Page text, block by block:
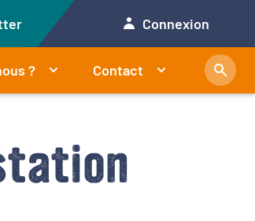
Connexion
? Contact